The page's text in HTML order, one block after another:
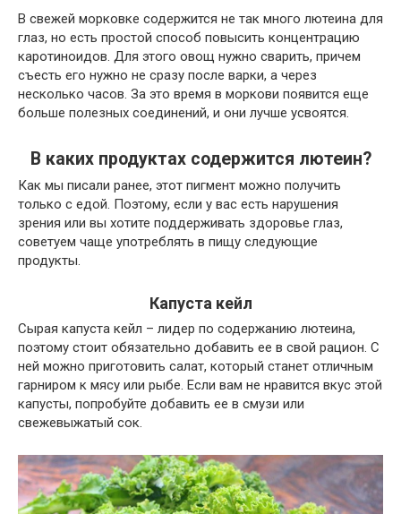
В свежей морковке содержится не так много лютеина для
глаз, но есть простой способ повысить концентрацию
каротиноидов. Для этого овощ нужно сварить, причем
съесть его нужно не сразу после варки, а через
несколько часов. За это время в моркови появится еще
больше полезных соединений, и они лучше усвоятся.
В каких продуктах содержится лютеин?
Как мы писали ранее, этот пигмент можно получить
только с едой. Поэтому, если у вас есть нарушения
зрения или вы хотите поддерживать здоровье глаз,
советуем чаще употреблять в пищу следующие
продукты.
Капуста кейл
Сырая капуста кейл – лидер по содержанию лютеина,
поэтому стоит обязательно добавить ее в свой рацион. С
ней можно приготовить салат, который станет отличным
гарниром к мясу или рыбе. Если вам не нравится вкус этой
капусты, попробуйте добавить ее в смузи или
свежевыжатый сок.